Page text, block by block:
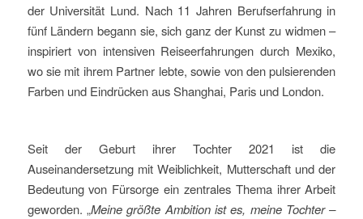
der Universität Lund. Nach 11 Jahren Berufserfahrung in
fünf Ländern begann sie, sich ganz der Kunst zu widmen –
inspiriert von intensiven Reiseerfahrungen durch Mexiko,
wo sie mit ihrem Partner lebte, sowie von den pulsierenden
Farben und Eindrücken aus Shanghai, Paris und London.
Seit der Geburt ihrer Tochter 2021 ist die
Auseinandersetzung mit Weiblichkeit, Mutterschaft und der
Bedeutung von Fürsorge ein zentrales Thema ihrer Arbeit
geworden. „Meine größte Ambition ist es, meine Tochter –